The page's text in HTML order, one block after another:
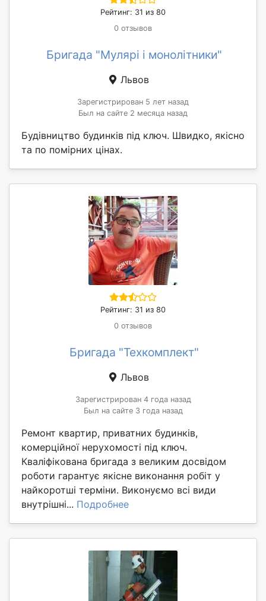
Рейтинг: 31 из 80
0 отзывов
Бригада "Мулярі і монолітники"
Львов
Зарегистрирован 5 лет назад
Был на сайте 2 месяца назад
Будівництво будинків під ключ. Швидко, якісно
та по помірних цінах.
Рейтинг: 31 из 80
0 отзывов
Бригада "Техкомплект"
Львов
Зарегистрирован 4 года назад
Был на сайте 3 года назад
Ремонт квартир, приватних будинків,
комерційної нерухомості під ключ.
Кваліфікована бригада з великим досвідом
роботи гарантує якісне виконання робіт у
найкоротші терміни. Виконуємо всі види
внутрішні... Подробнее